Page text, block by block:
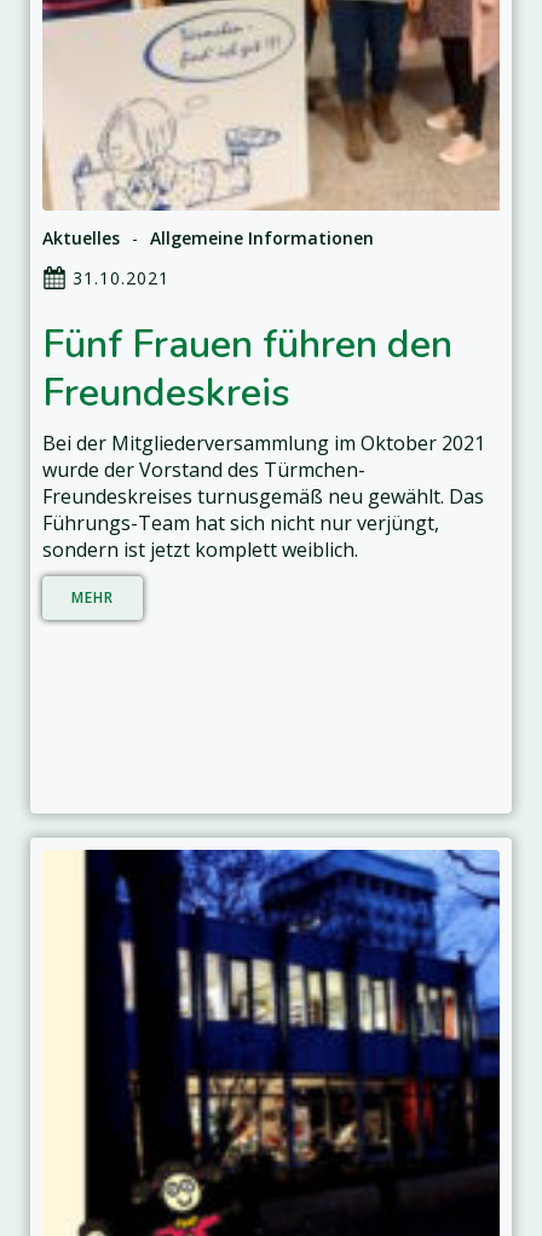
Aktuelles - Allgemeine Informationen
31.10.2021
Fünf Frauen führen den
Freundeskreis
Bei der Mitgliederversammlung im Oktober 2021
wurde der Vorstand des Türmchen-
Freundeskreises turnusgemäß neu gewählt. Das
Führungs-Team hat sich nicht nur verjüngt,
sondern ist jetzt komplett weiblich.
MEHR